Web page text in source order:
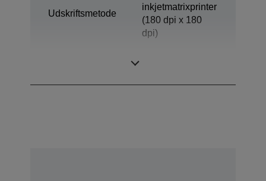
Udskriftsmetode
inkjetmatrixprinter
(180 dpi x 180
dpi)